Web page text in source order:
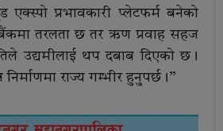
एक्स्पो प्रभावकारी प्लेटफर्म बनेको
तरलता छ तर ऋण प्रवाह सहज
उद्यमीलाई थप दबाब दिएको छ।
निर्माणमा राज्य गम्भीर हुनुपर्छ।”